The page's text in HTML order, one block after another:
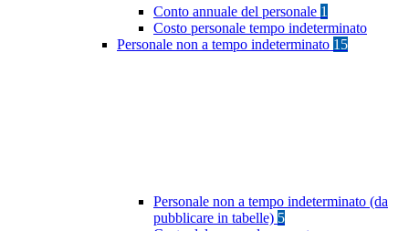
Conto annuale del personale 1
Costo personale tempo indeterminato
Personale non a tempo indeterminato 15
Personale non a tempo indeterminato (da
pubblicare in tabelle) 5